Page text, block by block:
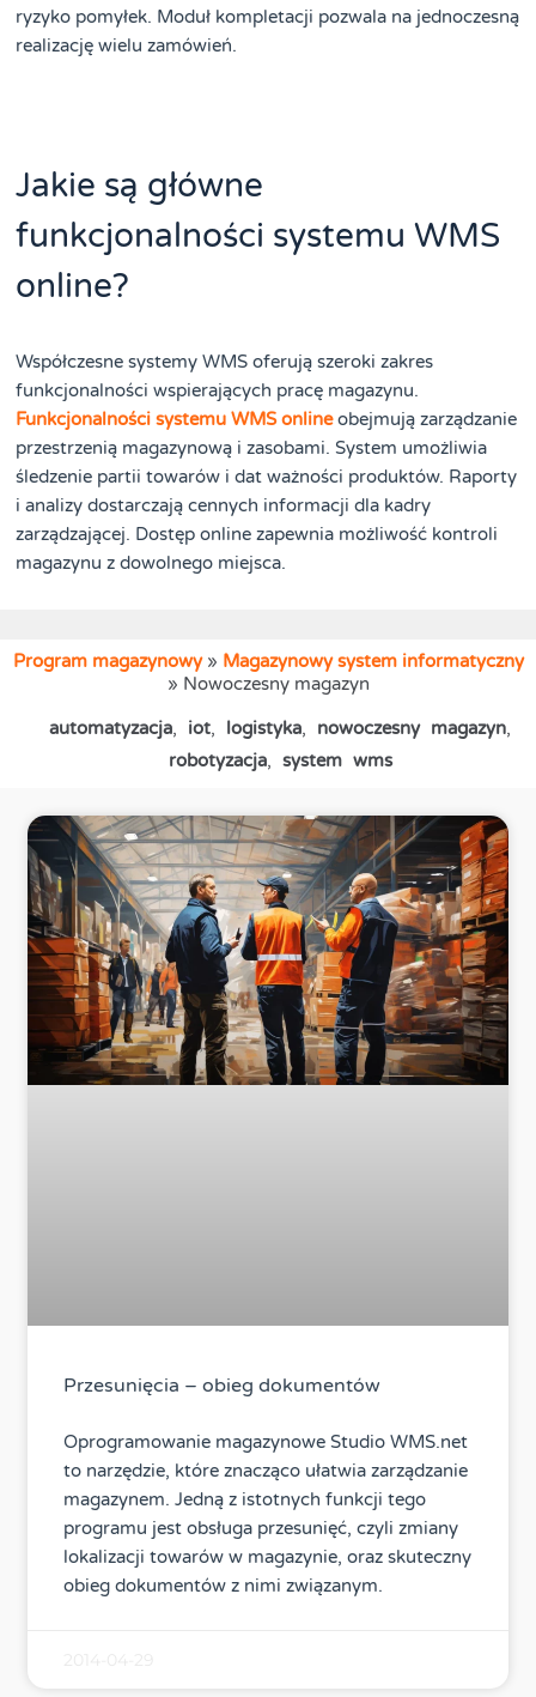
ryzyko pomyłek. Moduł kompletacji pozwala na jednoczesną
realizację wielu zamówień.
Jakie są główne
funkcjonalności systemu WMS
online?
Współczesne systemy WMS oferują szeroki zakres
funkcjonalności wspierających pracę magazynu.
Funkcjonalności systemu WMS onlineobejmują zarządzanie
przestrzenią magazynową i zasobami. System umożliwia
śledzenie partii towarów i dat ważności produktów. Raporty
i analizy dostarczają cennych informacji dla kadry
zarządzającej. Dostęp online zapewnia możliwość kontroli
magazynu z dowolnego miejsca.
Program magazynowy» Magazynowy system informatyczny
» Nowoczesny magazyn
automatyzacja, iot, logistyka, nowoczesny magazyn,
robotyzacja, system wms
Przesunięcia – obieg dokumentów
Oprogramowanie magazynowe Studio WMS.net
to narzędzie, które znacząco ułatwia zarządzanie
magazynem. Jedną z istotnych funkcji tego
programu jest obsługa przesunięć, czyli zmiany
lokalizacji towarów w magazynie, oraz skuteczny
obieg dokumentów z nimi związanym.